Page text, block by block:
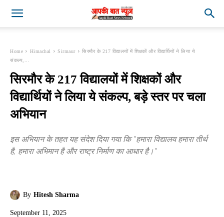
Home Himachal Sirmaur
सिरमौर के 217 विद्यालयों में शिक्षकों और विद्यार्थियों ने लिया ये
संकल्प,...
सिरमौर के 217 विद्यालयों में शिक्षकों और
विद्यार्थियों ने लिया ये संकल्प, बड़े स्तर पर चला
अभियान
इस अभियान के तहत यह संदेश दिया गया कि "हमारा विद्यालय हमारा तीर्थ
है, हमारा अभिमान है और राष्ट्र निर्माण का आधार है।"
By Hitesh Sharma
September 11, 2025